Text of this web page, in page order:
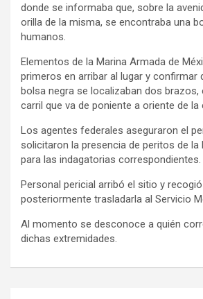
donde se informaba que, sobre la
orilla de la misma, se encontraba una
humanos.
Elementos de la Marina Armada de
primeros en arribar al lugar y confirmar
bolsa negra se localizaban dos brazos,
carril que va de poniente a oriente de la
Los agentes federales aseguraron el
solicitaron la presencia de peritos de la
para las indagatorias correspondientes.
Personal pericial arribó el sitio y
posteriormente trasladarla al Servicio
Al momento se desconoce a quién
dichas extremidades.